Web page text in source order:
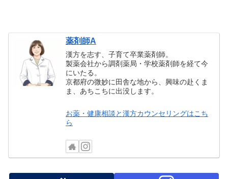
薬剤師A
漢方を志す、子育て卒業薬剤師。
製薬会社から調剤薬局・学校薬剤師を経て今
にいたる。
京都府の微妙に田舎な地から、興味の赴くま
ま、あちこちに出没します。
お薬・健康相談と漢方カウンセリングはこち
ら